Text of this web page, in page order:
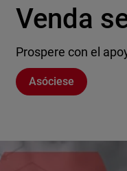
Venda
Prospere con el
Asóciese